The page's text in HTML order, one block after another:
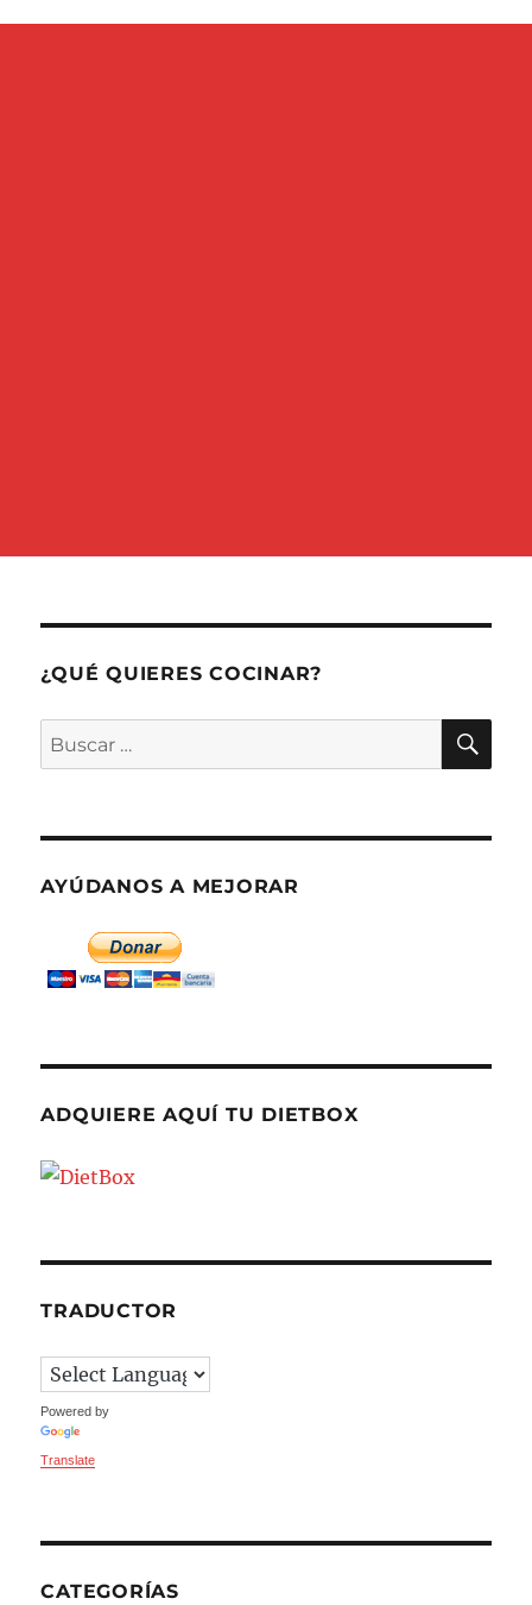
¿QUÉ QUIERES COCINAR?
Buscar
por:
AYÚDANOS A MEJORAR
ADQUIERE AQUÍ TU DIETBOX
TRADUCTOR
Powered by
Translate
CATEGORÍAS